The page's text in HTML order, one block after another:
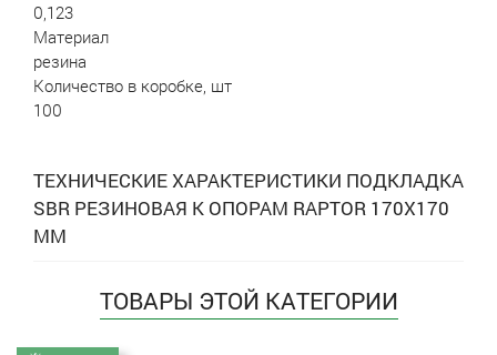
0,123
Материал
резина
Количество в коробке, шт
100
ТЕХНИЧЕСКИЕ ХАРАКТЕРИСТИКИ ПОДКЛАДКА
SBR РЕЗИНОВАЯ К ОПОРАМ RAPTOR 170Х170
ММ
ТОВАРЫ ЭТОЙ КАТЕГОРИИ